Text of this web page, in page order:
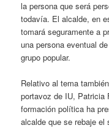
la persona que será
todavía. El alcalde, en
tomará seguramente a
una persona eventual
grupo popular.
Relativo al tema
portavoz de IU, Patricia
formación política ha
alcalde que se rebaje el